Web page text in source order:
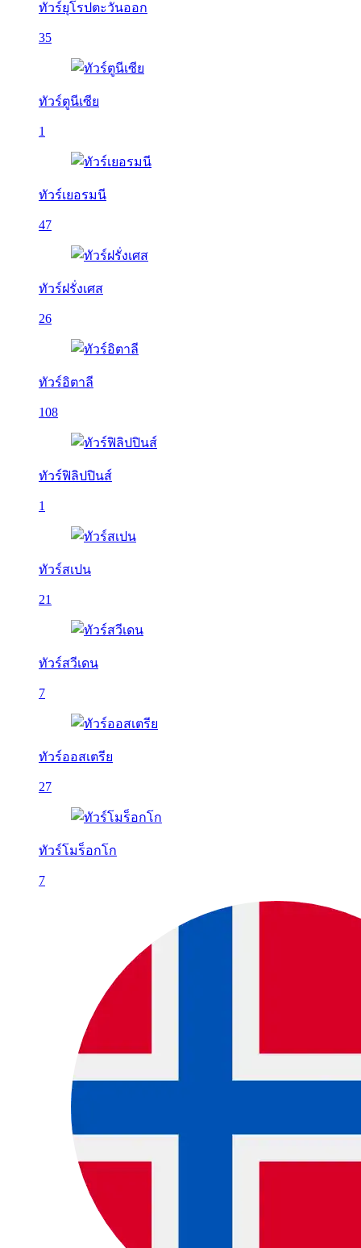
ทัวร์ยุโรปตะวันออก
35
ทัวร์ตูนีเซีย
1
ทัวร์เยอรมนี
47
ทัวร์ฝรั่งเศส
26
ทัวร์อิตาลี
108
ทัวร์ฟิลิปปินส์
1
ทัวร์สเปน
21
ทัวร์สวีเดน
7
ทัวร์ออสเตรีย
27
ทัวร์โมร็อกโก
7